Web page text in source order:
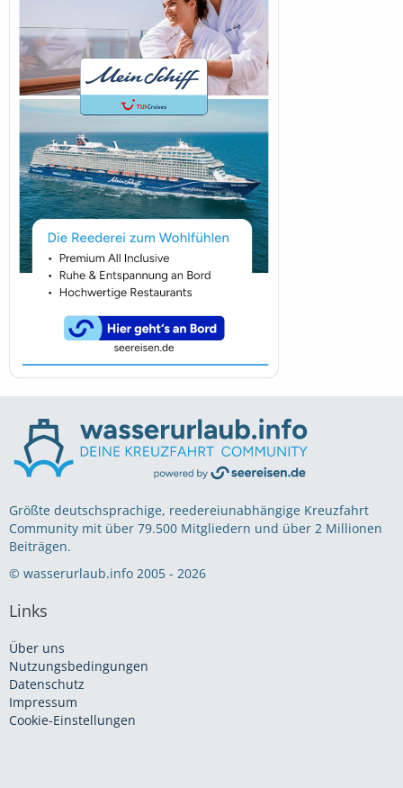
Größte deutschsprachige, reedereiunabhängige Kreuzfahrt
Community mit über 79.500 Mitgliedern und über 2 Millionen
Beiträgen.
© wasserurlaub.info 2005 - 2026
Links
Über uns
Nutzungsbedingungen
Datenschutz
Impressum
Cookie-Einstellungen